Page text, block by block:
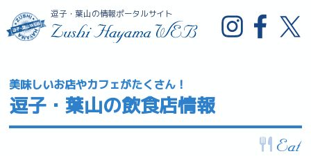
逗子・葉山の情報ポータルサイト
美味しいお店やカフェがたくさん！
逗子・葉山の飲食店情報